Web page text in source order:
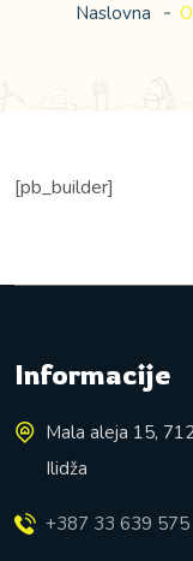
Naslovna
[pb_builder]
Informacije
Mala aleja 15,
Ilidža
+387 33 639 575